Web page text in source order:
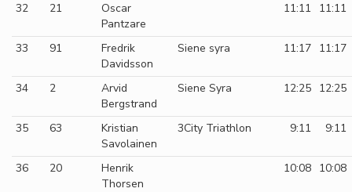
32 21
Oscar
Pantzare
11:11 11:11
33 91
Fredrik
Davidsson
Siene syra 11:17 11:17
34 2
Arvid
Bergstrand
Siene Syra 12:25 12:25
35 63
Kristian
Savolainen
3City Triathlon 9:11 9:11
36 20
Henrik
Thorsen
10:08 10:08